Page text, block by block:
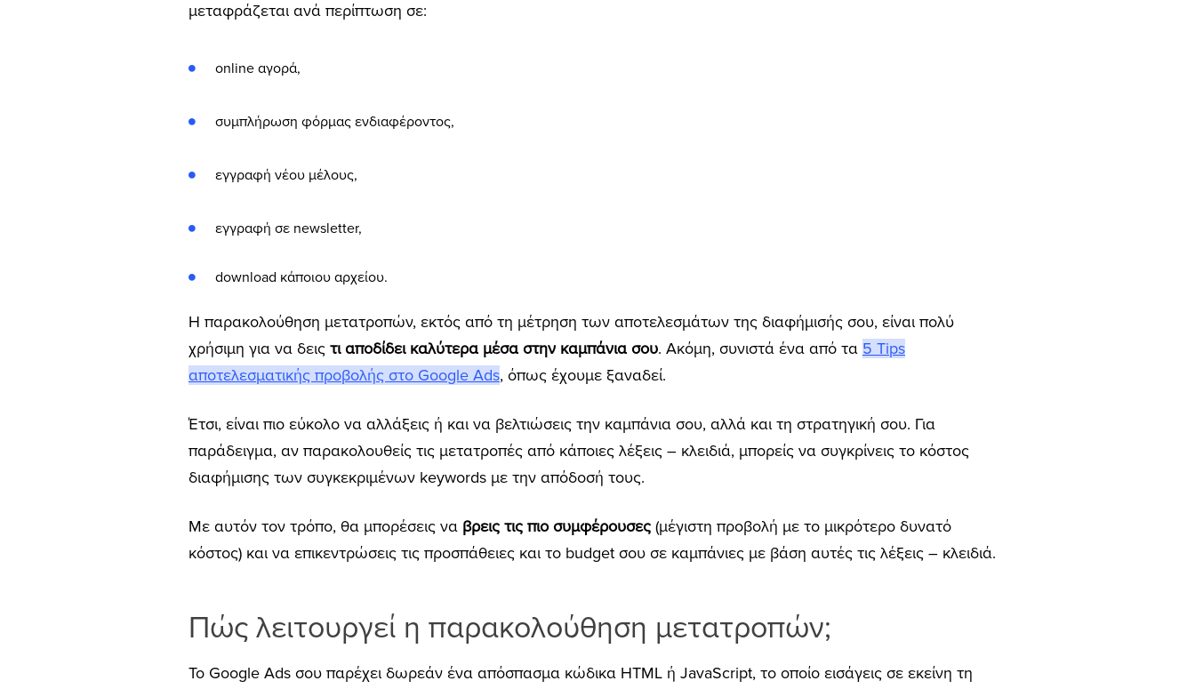
μεταφράζεται ανά περίπτωση σε:
online αγορά,
συμπλήρωση φόρμας ενδιαφέροντος,
εγγραφή νέου μέλους,
εγγραφή σε newsletter,
download κάποιου αρχείου.
H παρακολούθηση μετατροπών, εκτός από τη μέτρηση των αποτελεσμάτων της διαφήμισής σου, είναι πολύ
χρήσιμη για να δεις τι αποδίδει καλύτερα μέσα στην καμπάνια σου. Ακόμη, συνιστά ένα από τα 5 Tips
αποτελεσματικής προβολής στο Google Ads, όπως έχουμε ξαναδεί.
Έτσι, είναι πιο εύκολο να αλλάξεις ή και να βελτιώσεις την καμπάνια σου, αλλά και τη στρατηγική σου. Για
παράδειγμα, αν παρακολουθείς τις μετατροπές από κάποιες λέξεις – κλειδιά, μπορείς να συγκρίνεις το κόστος
διαφήμισης των συγκεκριμένων keywords με την απόδοσή τους.
Με αυτόν τον τρόπο, θα μπορέσεις να βρεις τις πιο συμφέρουσες (μέγιστη προβολή με το μικρότερο δυνατό
κόστος) και να επικεντρώσεις τις προσπάθειες και το budget σου σε καμπάνιες με βάση αυτές τις λέξεις – κλειδιά.
Πώς λειτουργεί η παρακολούθηση μετατροπών;
Το Google Ads σου παρέχει δωρεάν ένα απόσπασμα κώδικα HTML ή JavaScript, το οποίο εισάγεις σε εκείνη τη